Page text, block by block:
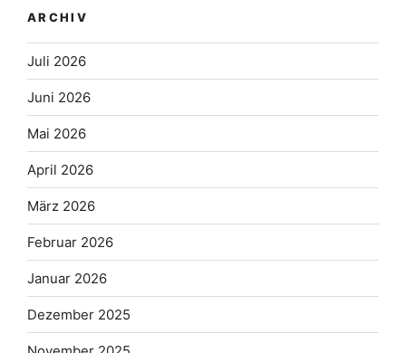
ARCHIV
Juli 2026
Juni 2026
Mai 2026
April 2026
März 2026
Februar 2026
Januar 2026
Dezember 2025